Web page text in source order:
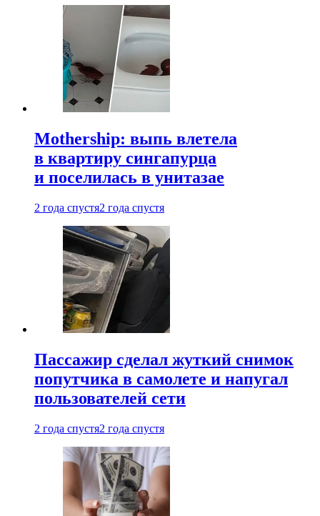
Mothership: выпь влетела
в квартиру сингапурца
и поселилась в унитазае
2 года спустя2 года спустя
Пассажир сделал жуткий снимок
попутчика в самолете и напугал
пользователей сети
2 года спустя2 года спустя